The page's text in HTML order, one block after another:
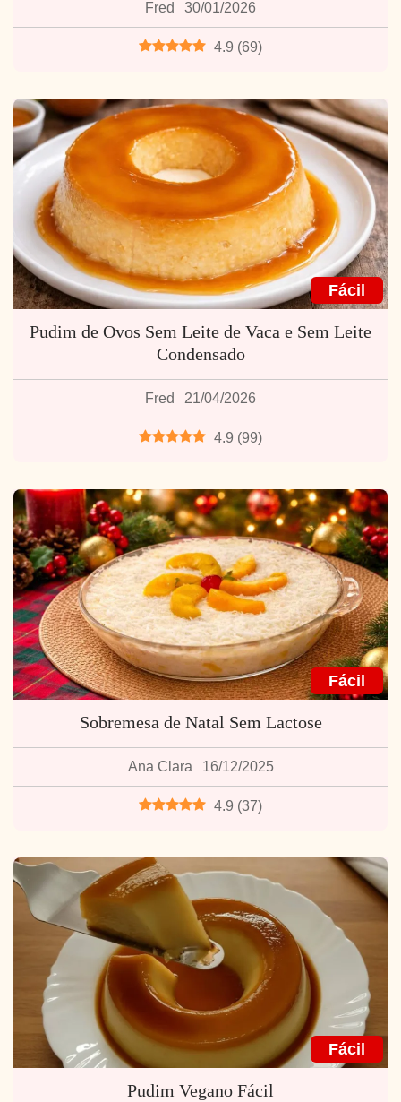
Fred 30/01/2026
4.9 (69)
Fácil
Pudim de Ovos Sem Leite de Vaca e Sem Leite
Condensado
Fred 21/04/2026
4.9 (99)
Fácil
Sobremesa de Natal Sem Lactose
Ana Clara 16/12/2025
4.9 (37)
Fácil
Pudim Vegano Fácil